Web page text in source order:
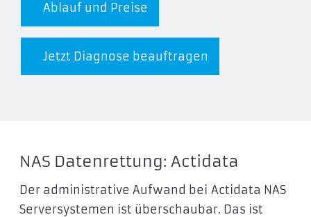
Ablauf und Preise
Jetzt Diagnose beauftragen
NAS Datenrettung: Actidata
Der administrative Aufwand bei Actidata NAS
Serversystemen ist überschaubar. Das ist